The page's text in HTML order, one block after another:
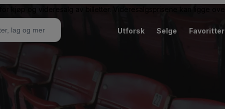
Utforsk Selge Favoritter